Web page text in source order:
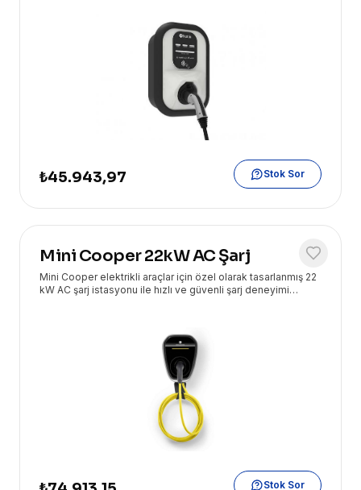
₺45.943,97 Stok Sor
Mini Cooper 22kW AC Şarj
Mini Cooper elektrikli araçlar için özel olarak tasarlanmış 22
kW AC şarj istasyonu ile hızlı ve güvenli şarj deneyimi
Stok Sor